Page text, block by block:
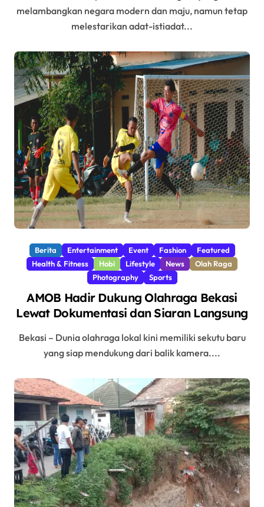
melambangkan negara modern dan maju, namun tetap
melestarikan adat-istiadat...
Berita Entertainment Event Fashion
Featured
Health & Fitness
Hobi Lifestyle News
Olah Raga
Photography
Sports
AMOB Hadir Dukung Olahraga Bekasi
Lewat Dokumentasi dan Siaran Langsung
Bekasi – Dunia olahraga lokal kini memiliki sekutu baru
yang siap mendukung dari balik kamera....